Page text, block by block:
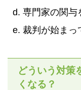
専門家の関与
裁判が始まっ
どういう対策
くなる？